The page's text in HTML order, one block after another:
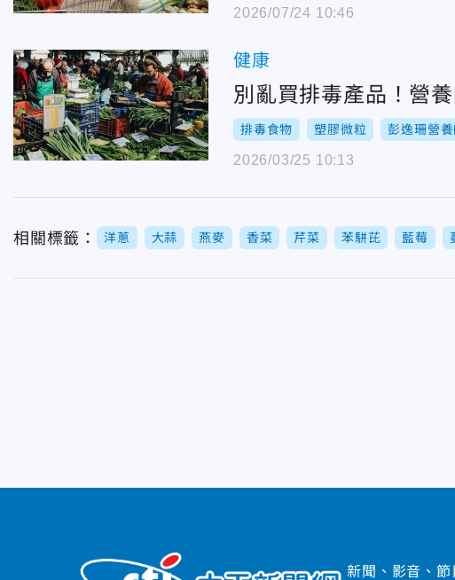
2026/07/24 10:46
健康
別亂買排毒產品！營
排毒食物 塑膠微粒 彭逸珊營養
2026/03/25 10:13
相關標籤： 洋蔥 大蒜 燕麥 香菜 芹菜 苯駢芘 藍莓
新聞、影音、